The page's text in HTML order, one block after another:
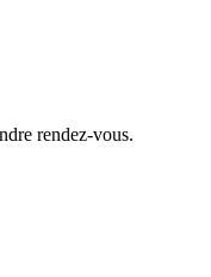
rendez-vous.